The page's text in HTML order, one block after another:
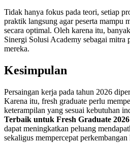
Tidak hanya fokus pada teori, setiap
praktik langsung agar peserta mampu
secara optimal. Oleh karena itu,
Sinergi Solusi Academy sebagai mitra
mereka.
Kesimpulan
Persaingan kerja pada tahun 2026
Karena itu, fresh graduate perlu
keterampilan yang sesuai kebutuhan
Terbaik untuk Fresh Graduate 2026
dapat meningkatkan peluang
sekaligus mempercepat perkembangan